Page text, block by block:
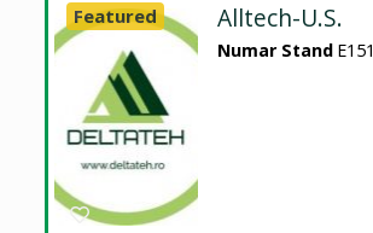
Alltech-U.S.
Numar Stand E151
Featured